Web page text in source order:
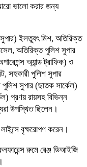
আরো ভালো করার জন্য
সুপার) ইলত্যুৎ মিশ, অতিরিক্ত
অতিরিক্ত পুলিশ সুপার
অ্যান্ড ট্রাফিক) ও
সহকারী পুলিশ সুপার
সুপার (ছাতক সার্কেল)
প্রণয় রায়সহ বিভিন্ন
উপস্থিত ছিলেন।
বৃক্ষরোপণ করেন।
রুমে রেঞ্জ ডিআইজি